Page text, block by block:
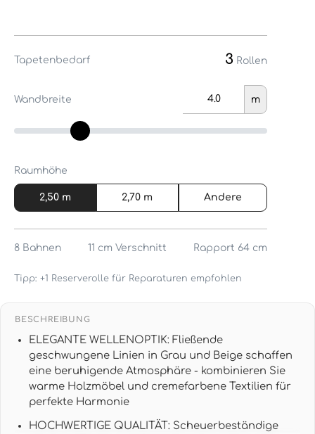
Tapetenbedarf 3 Rollen
Wandbreite m
Raumhöhe
2,50 m 2,70 m Andere
8 Bahnen 11 cm Verschnitt Rapport 64 cm
Tipp: +1 Reserverolle für Reparaturen empfohlen
BESCHREIBUNG
ELEGANTE WELLENOPTIK: Fließende
geschwungene Linien in Grau und Beige schaffen
eine beruhigende Atmosphäre - kombinieren Sie
warme Holzmöbel und cremefarbene Textilien für
perfekte Harmonie
HOCHWERTIGE QUALITÄT: Scheuerbeständige